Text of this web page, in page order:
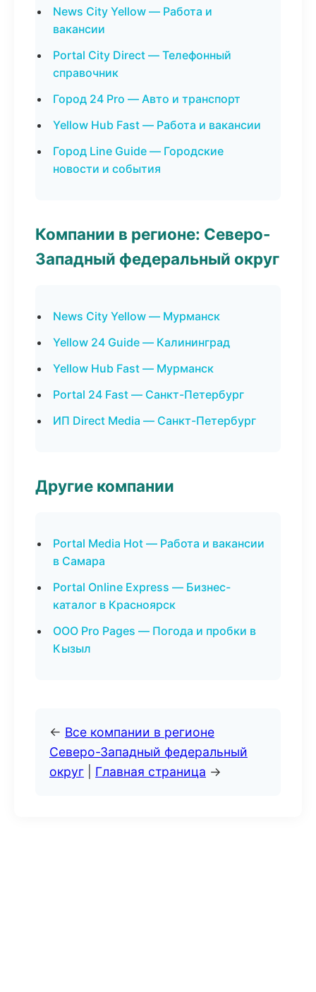
News City Yellow — Работа и
вакансии
Portal City Direct — Телефонный
справочник
Город 24 Pro — Авто и транспорт
Yellow Hub Fast — Работа и вакансии
Город Line Guide — Городские
новости и события
Компании в регионе: Северо-
Западный федеральный округ
News City Yellow — Мурманск
Yellow 24 Guide — Калининград
Yellow Hub Fast — Мурманск
Portal 24 Fast — Санкт-Петербург
ИП Direct Media — Санкт-Петербург
Другие компании
Portal Media Hot — Работа и вакансии
в Самара
Portal Online Express — Бизнес-
каталог в Красноярск
ООО Pro Pages — Погода и пробки в
Кызыл
← Все компании в регионе
Северо-Западный федеральный
округ
Главная страница →